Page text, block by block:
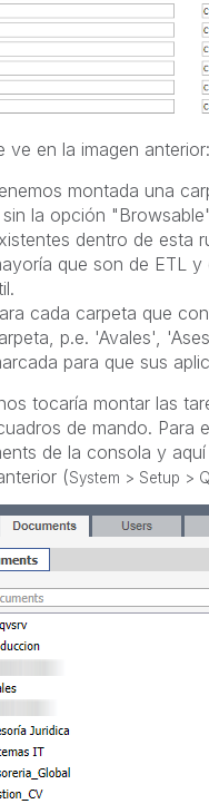
ve en la imagen anterior:
montada una
la opción
dentro de esta
que son de ETL
cada carpeta que
p.e. 'Avales',
para que sus
tocaría montar las
de mando. Para
de la consola y
(System > Setup >